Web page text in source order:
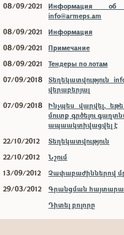
08/09/2021
Информация об
info@armeps.am
08/09/2021
Информация
08/09/2021
Примечание
08/09/2021
Тендеры по лотам
07/09/2018
Տեղեկատվություն
վերաբերյալ
07/09/2018
Ինչպես վարվել,
մուտք գրծելու
ապաակտիվացվել է
22/10/2012
Տեղեկատվություն
22/10/2012
Նշում
13/09/2012
Չափաբաժիններով
29/03/2012
Գրանցման
Դիտել բոլորը